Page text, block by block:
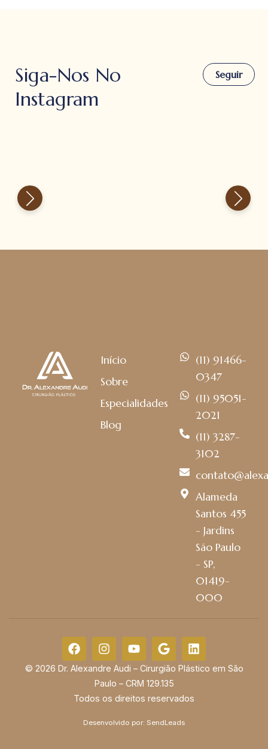
Siga-Nos No
Instagram
Seguir
Início
Sobre
Especialidades
Blog
(11) 91466-
0347
(11) 95051-
2021
(11) 3287-
3102
Alameda
Santos 455
- Jardins
São Paulo
- SP,
01419-
000
© 2026 Dr. Alexandre Audi – Cirurgião Plástico em São
Paulo – CRM 129.135
Todos os direitos reservados
Desenvolvido por: SendLeads